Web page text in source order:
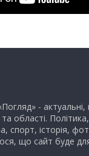
- актуальні,
області. Політика,
спорт, історія,
що сайт буде